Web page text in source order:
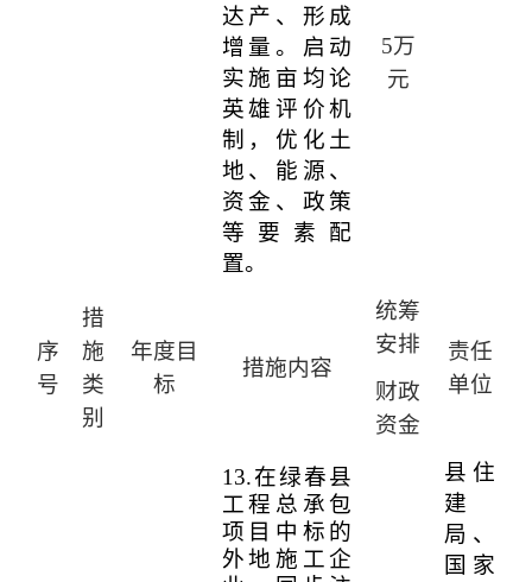
达产、形成
增量。启动
实施亩均论
英雄评价机
制，优化土
地、能源、
资金、政策
等要素配
置。
5万
元
序
号
措
施
类
别
年度目
标
措施内容
统筹
安排
财政
资金
责任
单位
13.在绿春县
工程总承包
项目中标的
外地施工企
县住
建
局、
国家